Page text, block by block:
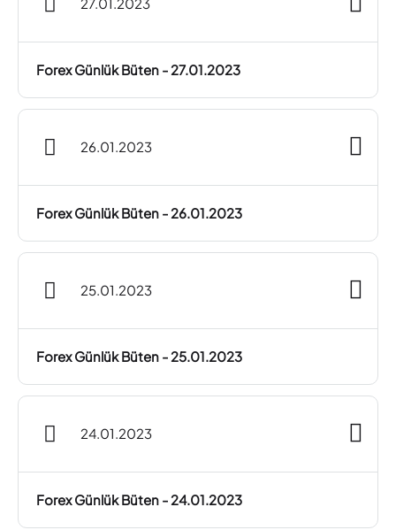
27.01.2023
Forex Günlük Büten - 27.01.2023
26.01.2023
Forex Günlük Büten - 26.01.2023
25.01.2023
Forex Günlük Büten - 25.01.2023
24.01.2023
Forex Günlük Büten - 24.01.2023